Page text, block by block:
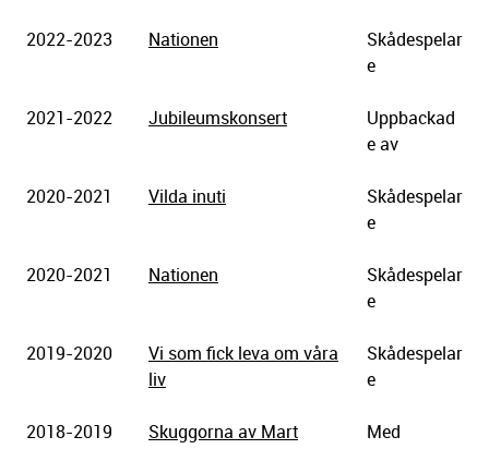
2022-2023 Nationen
Skådespelar
e
2021-2022 Jubileumskonsert
Uppbackad
e av
2020-2021 Vilda inuti
Skådespelar
e
2020-2021 Nationen
Skådespelar
e
2019-2020
Vi som fick leva om våra
liv
Skådespelar
e
2018-2019 Skuggorna av Mart Med